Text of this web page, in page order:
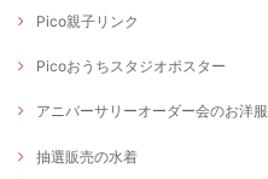
Pico親子リンク
Picoおうちスタジオポスター
アニバーサリーオーダー会のお洋服
抽選販売の水着